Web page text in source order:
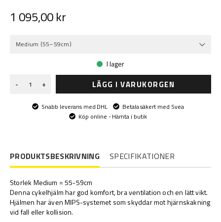
1 095,00 kr
Medium (55–59cm)
I lager
-
+ LÄGG I VARUKORGEN
Snabb leverans med DHL
Betala säkert med Svea
Köp online - Hämta i butik
PRODUKTSBESKRIVNING SPECIFIKATIONER
Storlek Medium = 55-59cm
Denna cykelhjälm har god komfort, bra ventilation och en lätt vikt.
Hjälmen har även MIPS-systemet som skyddar mot hjärnskakning
vid fall eller kollision.